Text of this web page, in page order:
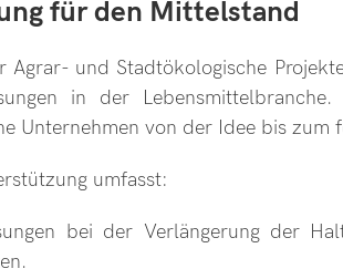
für den Mittelstand
Agrar- und Stadtökologische
in der
Unternehmen von der Idee bis zum
umfasst:
bei der Verlängerung der